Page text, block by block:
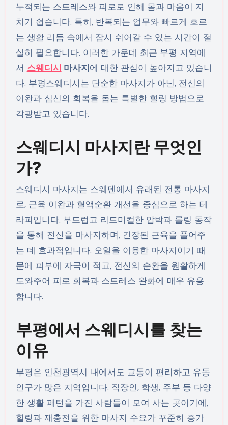
누적되는 스트레스와 피로로 인해 몸과 마음이 지
치기 쉽습니다. 특히, 반복되는 업무와 빠르게 흐르
는 생활 리듬 속에서 잠시 쉬어갈 수 있는 시간이 절
실히 필요합니다. 이러한 가운데 최근 부평 지역에
서 스웨디시 마사지에 대한 관심이 높아지고 있습니
다. 부평스웨디시는 단순한 마사지가 아닌, 전신의
이완과 심신의 회복을 돕는 특별한 힐링 방법으로
각광받고 있습니다.
스웨디시 마사지란 무엇인
가?
스웨디시 마사지는 스웨덴에서 유래된 전통 마사지
로, 근육 이완과 혈액순환 개선을 중심으로 하는 테
라피입니다. 부드럽고 리드미컬한 압박과 롤링 동작
을 통해 전신을 마사지하며, 긴장된 근육을 풀어주
는 데 효과적입니다. 오일을 이용한 마사지이기 때
문에 피부에 자극이 적고, 전신의 순환을 원활하게
도와주어 피로 회복과 스트레스 완화에 매우 유용
합니다.
부평에서 스웨디시를 찾는
이유
부평은 인천광역시 내에서도 교통이 편리하고 유동
인구가 많은 지역입니다. 직장인, 학생, 주부 등 다양
한 생활 패턴을 가진 사람들이 모여 사는 곳이기에,
힐링과 재충전을 위한 마사지 수요가 꾸준히 증가